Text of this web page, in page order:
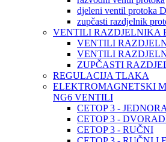
djeleni ventil protoka
zupčasti razdjelnik
VENTILI RAZDJELNIKA
VENTILI
VENTILI
ZUPČASTI
REGULACIJA TLAKA
ELEKTROMAGNETSKI
NG6 VENTILI
CETOP 3 -
CETOP 3 -
CETOP 3 - RUČNI